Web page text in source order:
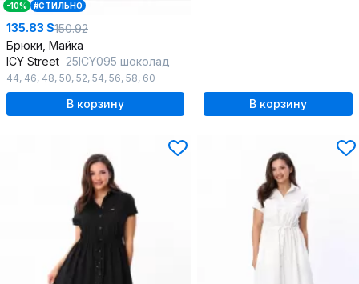
-10% #СТИЛЬНО
135.83 $150.92
Брюки, Майка
ICY Street 25ICY095 шоколад
44, 46, 48, 50, 52, 54, 56, 58, 60
В корзину В корзину